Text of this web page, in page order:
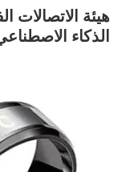
هيئة الاتصالات
الذكاء